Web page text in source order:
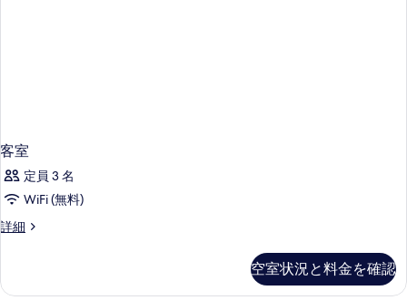
客室
定員 3 名
WiFi (無料)
詳細
客
細
空室状況と料金を確認